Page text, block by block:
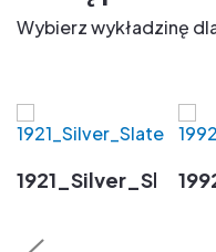
Wybierz wykładzinę
1921_Silver_Slate